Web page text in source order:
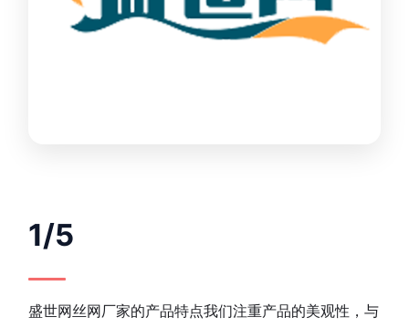
1/5
盛世网丝网厂家的产品特点我们注重产品的美观性，与